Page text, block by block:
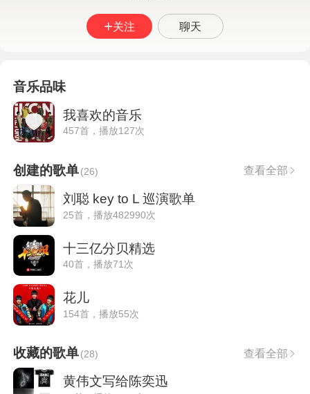
关注 聊天
音乐品味
我喜欢的音乐
457首，播放127次
创建的歌单(26) 查看全部
刘聪 key to L 巡演歌单
25首，播放482990次
十三亿分贝精选
40首，播放71次
花儿
154首，播放55次
收藏的歌单(28) 查看全部
黄伟文写给陈奕迅